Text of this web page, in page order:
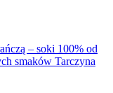
– soki 100% od
smaków Tarczyna